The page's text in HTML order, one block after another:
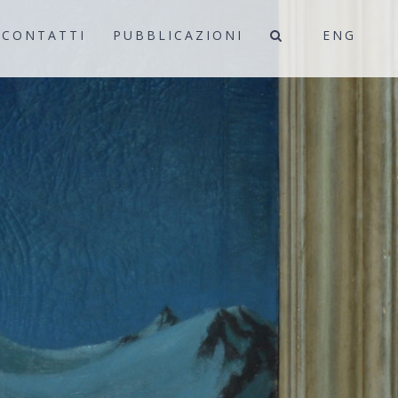
CONTATTI PUBBLICAZIONI ENG